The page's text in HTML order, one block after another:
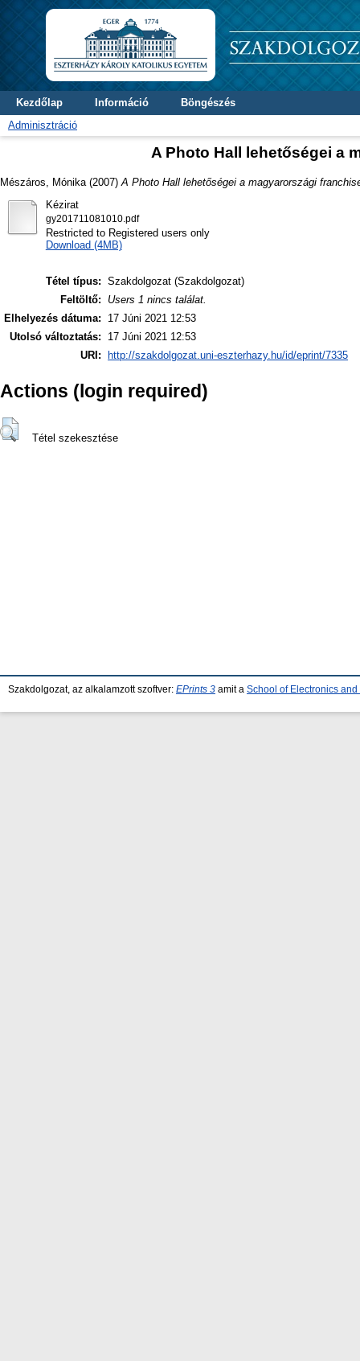
Kezdőlap Információ
Böngészés
Adminisztráció
A Photo Hall lehetőségei a
Mészáros, Mónika (2007) A Photo Hall lehetőségei a magyarországi
Kézirat
gy201711081010.pdf
Restricted to Registered users only
Download (4MB)
Tétel típus: Szakdolgozat (Szakdolgozat)
Feltöltő:
Users 1 nincs találat.
Elhelyezés dátuma:
17 Júni 2021 12:53
Utolsó változtatás:
17 Júni 2021 12:53
URI:
http://szakdolgozat.uni-eszterhazy.hu/id/eprint/7335
Actions (login required)
Tétel szekesztése
Szakdolgozat, az alkalamzott szoftver: EPrints 3 amit a School of Electronics